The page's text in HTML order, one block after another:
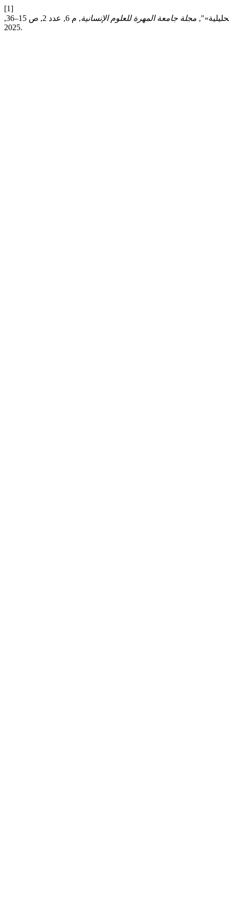
[1]
مجلة جامعة المهرة للعلوم الإنسانية
, م 6, عدد 2, ص 15–36,
2025.